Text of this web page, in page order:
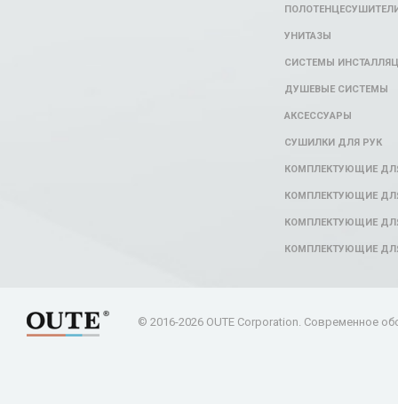
УНИТАЗЫ
СИСТЕМЫ
ДУШЕВЫЕ СИСТЕМЫ
АКСЕССУАРЫ
СУШИЛКИ ДЛЯ РУК
КОМПЛЕКТУЮЩИЕ
КОМПЛЕКТУЮЩИЕ
КОМПЛЕКТУЮЩИЕ
КОМПЛЕКТУЮЩИЕ
© 2016-2026 OUTE Corporation. Современное